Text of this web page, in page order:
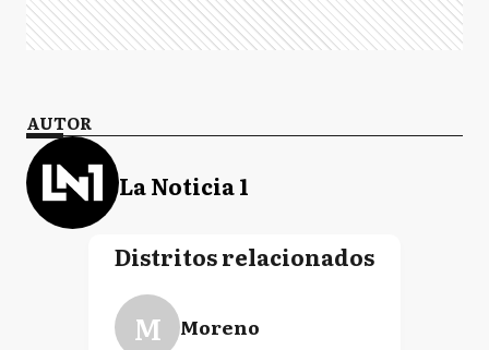
AUTOR
La Noticia 1
Distritos relacionados
M Moreno